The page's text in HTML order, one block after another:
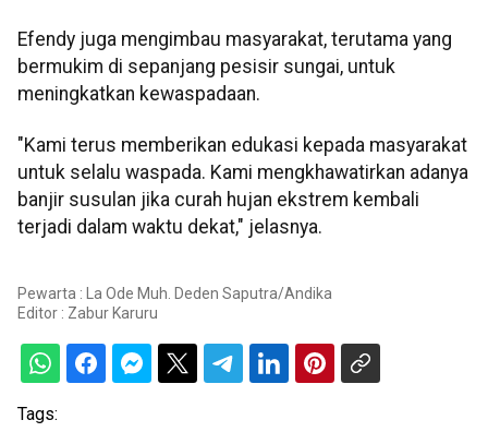
Efendy juga mengimbau masyarakat, terutama yang
bermukim di sepanjang pesisir sungai, untuk
meningkatkan kewaspadaan.
"Kami terus memberikan edukasi kepada masyarakat
untuk selalu waspada. Kami mengkhawatirkan adanya
banjir susulan jika curah hujan ekstrem kembali
terjadi dalam waktu dekat," jelasnya.
Pewarta : La Ode Muh. Deden Saputra/Andika
Editor : Zabur Karuru
Tags: